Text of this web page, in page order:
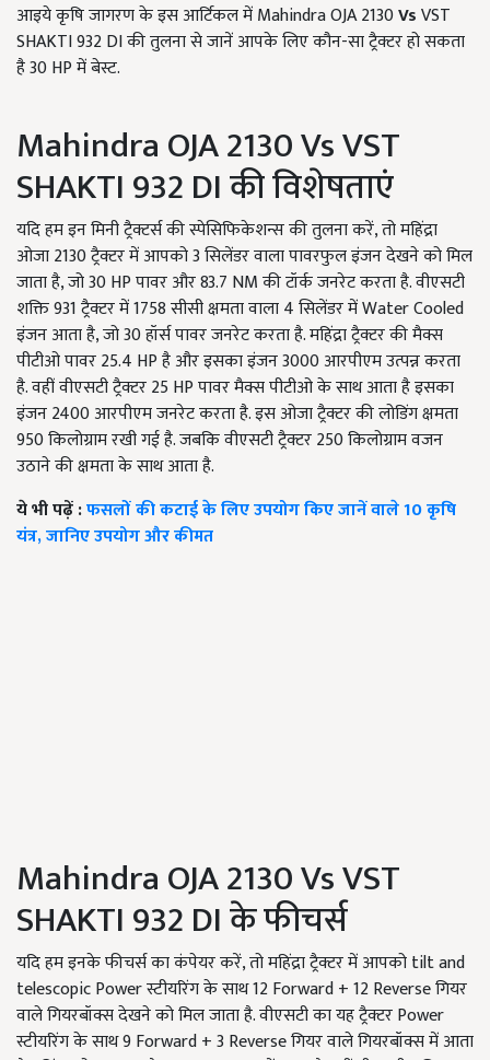
आइये कृषि जागरण के इस आर्टिकल में Mahindra OJA 2130VsVST
SHAKTI 932 DI की तुलना से जानें आपके लिए कौन-सा ट्रैक्टर हो सकता
है 30 HP में बेस्ट.
Mahindra OJA 2130 Vs VST
SHAKTI 932 DI की विशेषताएं
यदि हम इन मिनी ट्रैक्टर्स की स्पेसिफिकेशन्स की तुलना करें, तो महिंद्रा
ओजा 2130 ट्रैक्टर में आपको 3 सिलेंडर वाला पावरफुल इंजन देखने को मिल
जाता है, जो 30 HP पावर और 83.7 NM की टॉर्क जनरेट करता है. वीएसटी
शक्ति 931 ट्रैक्टर में 1758 सीसी क्षमता वाला 4 सिलेंडर में Water Cooled
इंजन आता है, जो 30 हॉर्स पावर जनरेट करता है. महिंद्रा ट्रैक्टर की मैक्स
पीटीओ पावर 25.4 HP है और इसका इंजन 3000 आरपीएम उत्पन्न करता
है. वहीं वीएसटी ट्रैक्टर 25 HP पावर मैक्स पीटीओ के साथ आता है इसका
इंजन 2400 आरपीएम जनरेट करता है. इस ओजा ट्रैक्टर की लोडिंग क्षमता
950 किलोग्राम रखी गई है. जबकि वीएसटी ट्रैक्टर 250 किलोग्राम वजन
उठाने की क्षमता के साथ आता है.
ये भी पढ़ें :फसलों की कटाई के लिए उपयोग किए जानें वाले 10 कृषि
यंत्र, जानिए उपयोग और कीमत
Mahindra OJA 2130 Vs VST
SHAKTI 932 DI के फीचर्स
यदि हम इनके फीचर्स का कंपेयर करें, तो महिंद्रा ट्रैक्टर में आपको tilt and
telescopic Power स्टीयरिंग के साथ 12 Forward + 12 Reverse गियर
वाले गियरबॉक्स देखने को मिल जाता है. वीएसटी का यह ट्रैक्टर Power
स्टीयरिंग के साथ 9 Forward + 3 Reverse गियर वाले गियरबॉक्स में आता